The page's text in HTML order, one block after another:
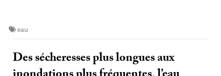
eau
Des sécheresses plus longues aux